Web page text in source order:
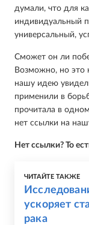
думали, что для
индивидуальный
универсальный,
Сможет он ли
Возможно, но это
нашу идею
применили в
прочитала в
нет ссылки на
Нет ссылки? То
ЧИТАЙТЕ ТАКЖЕ
ускоряет
рака